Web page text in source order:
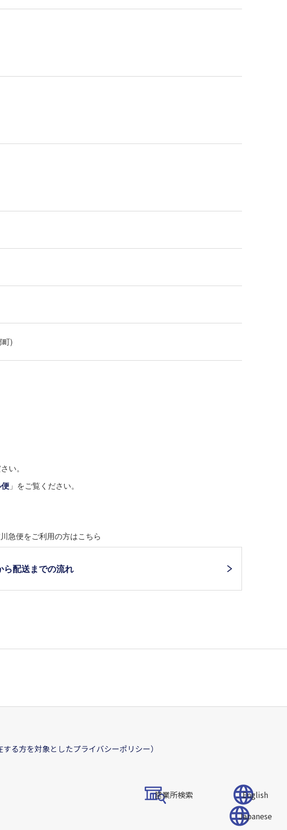
)
い。
」をご覧ください。
急便をご利用の方はこちら
ら配送までの流れ
る方を対象としたプライバシーポリシー）
営業所検索
English
Japanese